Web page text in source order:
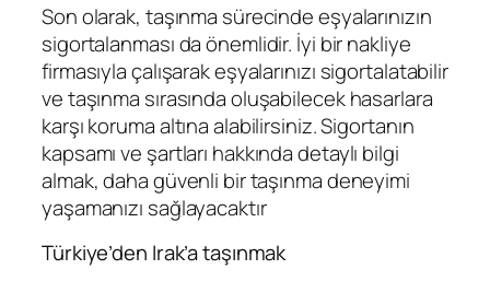
Son olarak, taşınma sürecinde eşyalarınızın
sigortalanması da önemlidir. İyi bir nakliye
firmasıyla çalışarak eşyalarınızı sigortalatabilir
ve taşınma sırasında oluşabilecek hasarlara
karşı koruma altına alabilirsiniz. Sigortanın
kapsamı ve şartları hakkında detaylı bilgi
almak, daha güvenli bir taşınma deneyimi
yaşamanızı sağlayacaktır
Türkiye’den Irak’a taşınmak